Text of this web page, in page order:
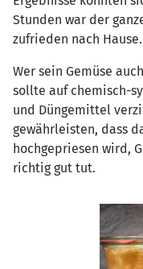
Stunden war der
zufrieden nach Hause.
Wer sein Gemüse
sollte auf chemisch-
und Düngemittel
gewährleisten, dass
hochgepriesen wird,
richtig gut tut.